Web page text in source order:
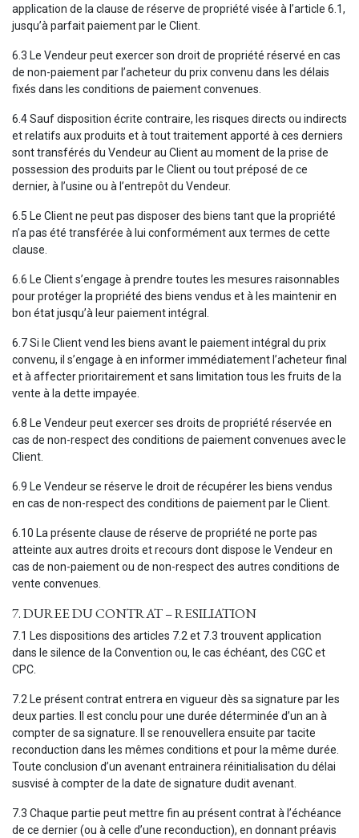
application de la clause de réserve de propriété visée à l’article 6.1,
jusqu’à parfait paiement par le Client.
6.3 Le Vendeur peut exercer son droit de propriété réservé en cas
de non-paiement par l’acheteur du prix convenu dans les délais
fixés dans les conditions de paiement convenues.
6.4 Sauf disposition écrite contraire, les risques directs ou indirects
et relatifs aux produits et à tout traitement apporté à ces derniers
sont transférés du Vendeur au Client au moment de la prise de
possession des produits par le Client ou tout préposé de ce
dernier, à l’usine ou à l’entrepôt du Vendeur.
6.5 Le Client ne peut pas disposer des biens tant que la propriété
n’a pas été transférée à lui conformément aux termes de cette
clause.
6.6 Le Client s’engage à prendre toutes les mesures raisonnables
pour protéger la propriété des biens vendus et à les maintenir en
bon état jusqu’à leur paiement intégral.
6.7 Si le Client vend les biens avant le paiement intégral du prix
convenu, il s’engage à en informer immédiatement l’acheteur final
et à affecter prioritairement et sans limitation tous les fruits de la
vente à la dette impayée.
6.8 Le Vendeur peut exercer ses droits de propriété réservée en
cas de non-respect des conditions de paiement convenues avec le
Client.
6.9 Le Vendeur se réserve le droit de récupérer les biens vendus
en cas de non-respect des conditions de paiement par le Client.
6.10 La présente clause de réserve de propriété ne porte pas
atteinte aux autres droits et recours dont dispose le Vendeur en
cas de non-paiement ou de non-respect des autres conditions de
vente convenues.
7. DUREE DU CONTRAT – RESILIATION
7.1 Les dispositions des articles 7.2 et 7.3 trouvent application
dans le silence de la Convention ou, le cas échéant, des CGC et
CPC.
7.2 Le présent contrat entrera en vigueur dès sa signature par les
deux parties. Il est conclu pour une durée déterminée d’un an à
compter de sa signature. Il se renouvellera ensuite par tacite
reconduction dans les mêmes conditions et pour la même durée.
Toute conclusion d’un avenant entrainera réinitialisation du délai
susvisé à compter de la date de signature dudit avenant.
7.3 Chaque partie peut mettre fin au présent contrat à l’échéance
de ce dernier (ou à celle d’une reconduction), en donnant préavis